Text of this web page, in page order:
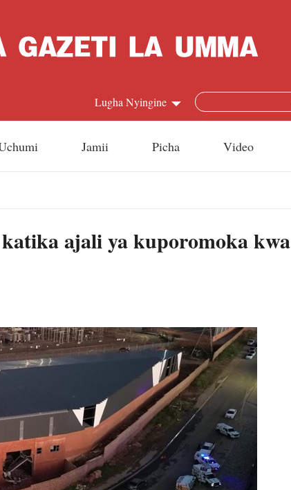
Lugha Nyingine
Français
عربي
Deutsch
Português
Italiano
Jamii Picha Video
ajali ya kuporomoka kwa